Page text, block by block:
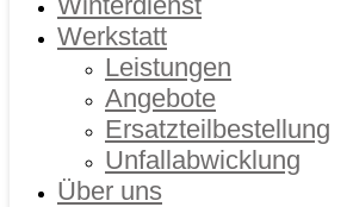
Werkstatt
Leistungen
Angebote
Ersatzteilbestellung
Unfallabwicklung
Über uns